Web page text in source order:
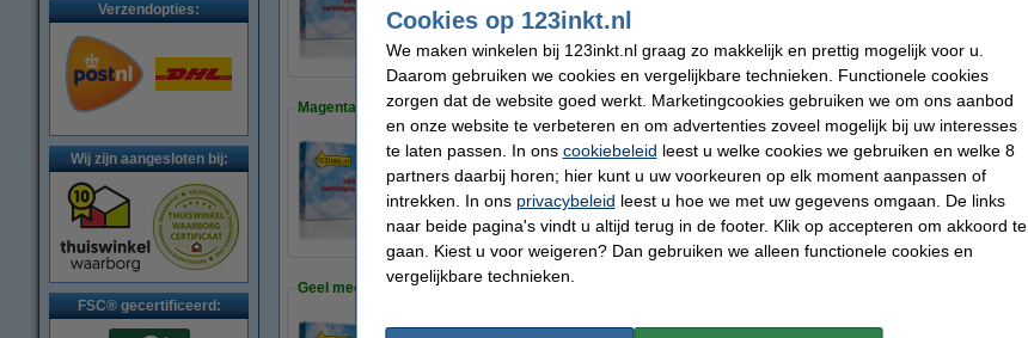
Verzendopties:
Wij zijn aangesloten bij:
FSC® gecertificeerd:
€ 9,50
Magenta meebestellen
Epson T0343 inktcartridge magenta (123inkt huismerk)
€ 9,50
Geel meebestellen
Cookies op 123inkt.nl
We maken winkelen bij 123inkt.nl graag zo makkelijk en prettig mogelijk voor u.
Daarom gebruiken we cookies en vergelijkbare technieken. Functionele cookies
zorgen dat de website goed werkt. Marketingcookies gebruiken we om ons aanbod
en onze website te verbeteren en om advertenties zoveel mogelijk bij uw interesses
te laten passen. In ons cookiebeleid leest u welke cookies we gebruiken en welke 8
partners daarbij horen; hier kunt u uw voorkeuren op elk moment aanpassen of
intrekken. In ons privacybeleid leest u hoe we met uw gegevens omgaan. De links
naar beide pagina's vindt u altijd terug in de footer. Klik op accepteren om akkoord te
gaan. Kiest u voor weigeren? Dan gebruiken we alleen functionele cookies en
vergelijkbare technieken.